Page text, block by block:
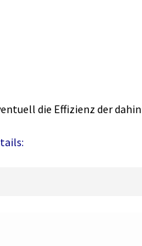
die Effizienz der